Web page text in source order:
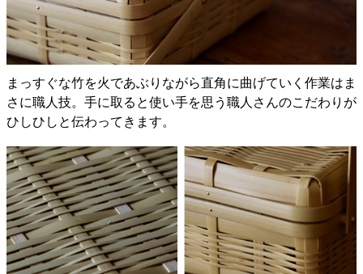
まっすぐな竹を火であぶりながら直角に曲げていく作業はま
さに職人技。手に取ると使い手を思う職人さんのこだわりが
ひしひしと伝わってきます。